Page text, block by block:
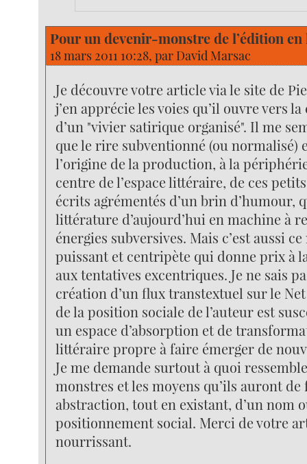
Pour un devenir-monstre de l’édition en
18 mars 2011 10:28, par David Marsac
Je découvre votre article via le site de
j’en apprécie les voies qu’il ouvre vers
d’un "vivier satirique organisé". Il me
que le rire subventionné (ou normalisé)
l’origine de la production, à la
centre de l’espace littéraire, de ces
écrits agrémentés d’un brin d’humour,
littérature d’aujourd’hui en machine à
énergies subversives. Mais c’est aussi
puissant et centripète qui donne prix à
aux tentatives excentriques. Je ne sais
création d’un flux transtextuel sur le
de la position sociale de l’auteur est
un espace d’absorption et de
littéraire propre à faire émerger de
Je me demande surtout à quoi
monstres et les moyens qu’ils auront de
abstraction, tout en existant, d’un nom
positionnement social. Merci de votre
nourrissant.